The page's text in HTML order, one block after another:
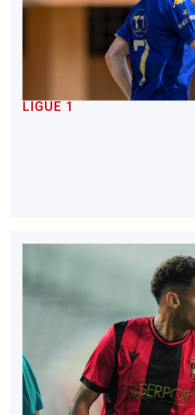
LIGUE 1